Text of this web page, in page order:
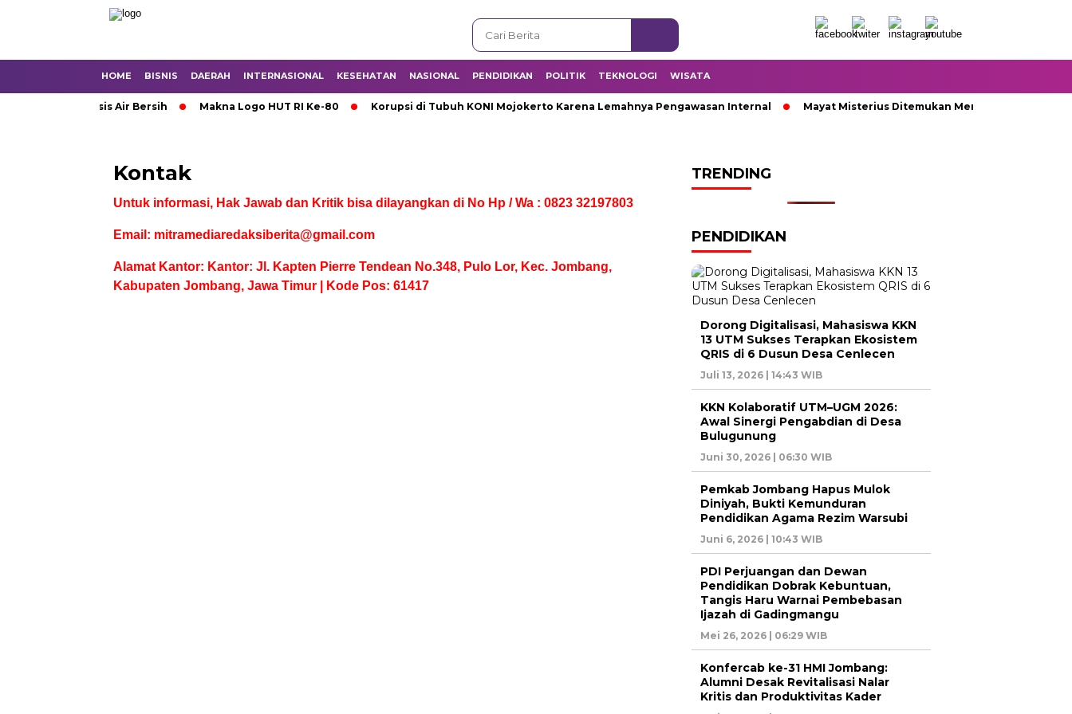
HOME BISNIS DAERAH INTERNASIONAL KESEHATAN NASIONAL PENDIDIKAN POLITIK TEKNOLOGI WISATA
Mojokerto Krisis Air Bersih Makna Logo HUT RI Ke-80 Korupsi di Tubuh KONI Mojokerto Karena Lemahnya Pengawasan Internal Mayat Misterius Ditemukan Membusuk di Dalam
Kontak
Untuk informasi, Hak Jawab dan Kritik bisa dilayangkan di No Hp / Wa : 0823 32197803
Email: mitramediaredaksiberita@gmail.com
Alamat Kantor: Kantor: Jl. Kapten Pierre Tendean No.348, Pulo Lor, Kec. Jombang,
Kabupaten Jombang, Jawa Timur | Kode Pos: 61417
TRENDING
PENDIDIKAN
Dorong Digitalisasi, Mahasiswa KKN
13 UTM Sukses Terapkan Ekosistem
QRIS di 6 Dusun Desa Cenlecen
Juli 13, 2026 | 14:43 WIB
KKN Kolaboratif UTM–UGM 2026:
Awal Sinergi Pengabdian di Desa
Bulugunung
Juni 30, 2026 | 06:30 WIB
Pemkab Jombang Hapus Mulok
Diniyah, Bukti Kemunduran
Pendidikan Agama Rezim Warsubi
Juni 6, 2026 | 10:43 WIB
PDI Perjuangan dan Dewan
Pendidikan Dobrak Kebuntuan,
Tangis Haru Warnai Pembebasan
Ijazah di Gadingmangu
Mei 26, 2026 | 06:29 WIB
Konfercab ke-31 HMI Jombang:
Alumni Desak Revitalisasi Nalar
Kritis dan Produktivitas Kader